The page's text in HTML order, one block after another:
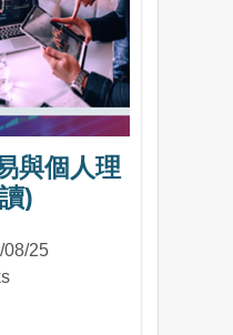
與個人理
)
08/25